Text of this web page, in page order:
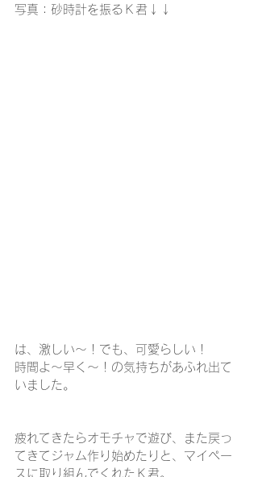
写真：砂時計を振るＫ君↓↓
は、激しい～！でも、可愛らしい！
時間よ～早く～！の気持ちがあふれ出て
いました。
疲れてきたらオモチャで遊び、また戻っ
てきてジャム作り始めたりと、マイペー
スに取り組んでくれたＫ君。